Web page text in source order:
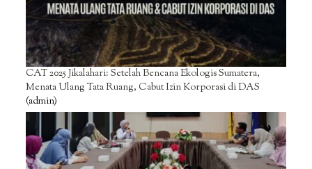
CAT 2025 Jikalahari: Setelah Bencana Ekologis Sumatera,
Menata Ulang Tata Ruang, Cabut Izin Korporasi di DAS
(admin)